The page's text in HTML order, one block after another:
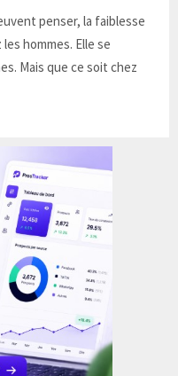
penser, la faiblesse
hommes. Elle se
Mais que ce soit chez